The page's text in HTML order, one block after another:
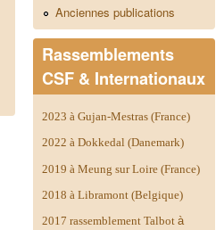
Anciennes publications
Rassemblements
CSF & Internationaux
2023 à Gujan-Mestras (France)
2022 à Dokkedal (Danemark)
2019 à Meung sur Loire (France)
2018 à Libramont (Belgique)
2017 rassemblement Talbot à